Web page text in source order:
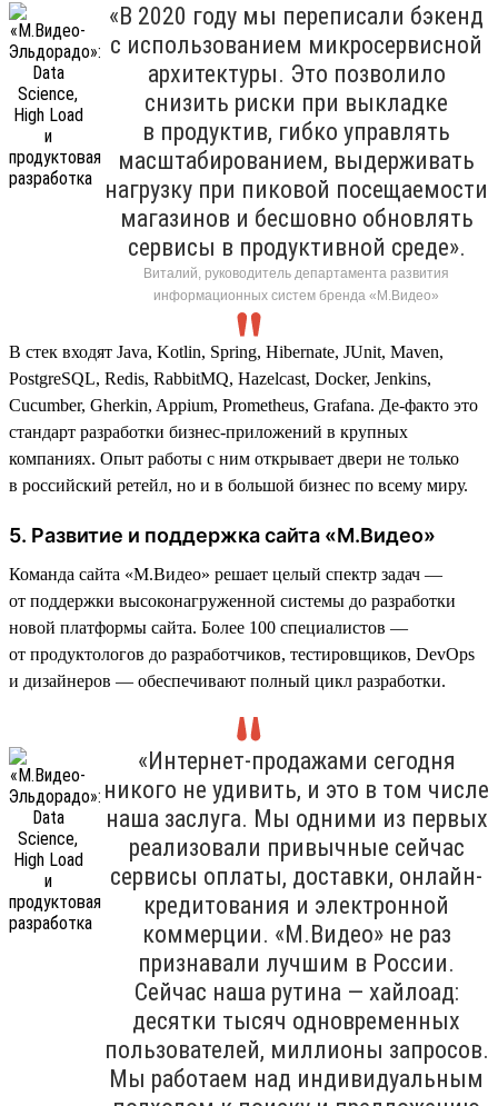
«В 2020 году мы переписали бэкенд
с использованием микросервисной
архитектуры. Это позволило
снизить риски при выкладке
в продуктив, гибко управлять
масштабированием, выдерживать
нагрузку при пиковой посещаемости
магазинов и бесшовно обновлять
сервисы в продуктивной среде».
Виталий, руководитель департамента развития
информационных систем бренда «М.Видео»
В стек входят Java, Kotlin, Spring, Hibernate, JUnit, Maven,
PostgreSQL, Redis, RabbitMQ, Hazelcast, Docker, Jenkins,
Cucumber, Gherkin, Appium, Prometheus, Grafana. Де-факто это
стандарт разработки бизнес-приложений в крупных
компаниях. Опыт работы с ним открывает двери не только
в российский ретейл, но и в большой бизнес по всему миру.
5. Развитие и поддержка сайта «М.Видео»
Команда сайта «М.Видео» решает целый спектр задач —
от поддержки высоконагруженной системы до разработки
новой платформы сайта. Более 100 специалистов —
от продуктологов до разработчиков, тестировщиков, DevOps
и дизайнеров — обеспечивают полный цикл разработки.
«Интернет-продажами сегодня
никого не удивить, и это в том числе
наша заслуга. Мы одними из первых
реализовали привычные сейчас
сервисы оплаты, доставки, онлайн-
кредитования и электронной
коммерции. «М.Видео» не раз
признавали лучшим в России.
Сейчас наша рутина — хайлоад:
десятки тысяч одновременных
пользователей, миллионы запросов.
Мы работаем над индивидуальным